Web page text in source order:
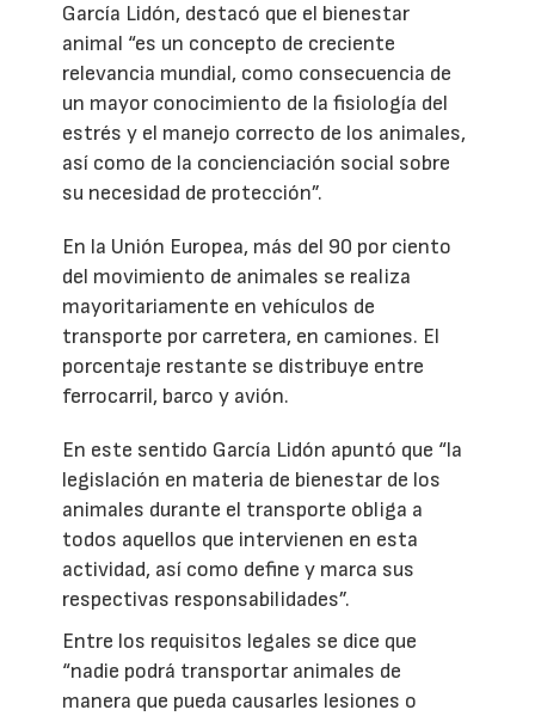
García Lidón, destacó que el bienestar
animal “es un concepto de creciente
relevancia mundial, como consecuencia de
un mayor conocimiento de la fisiología del
estrés y el manejo correcto de los animales,
así como de la concienciación social sobre
su necesidad de protección”.
En la Unión Europea, más del 90 por ciento
del movimiento de animales se realiza
mayoritariamente en vehículos de
transporte por carretera, en camiones. El
porcentaje restante se distribuye entre
ferrocarril, barco y avión.
En este sentido García Lidón apuntó que “la
legislación en materia de bienestar de los
animales durante el transporte obliga a
todos aquellos que intervienen en esta
actividad, así como define y marca sus
respectivas responsabilidades”.
Entre los requisitos legales se dice que
“nadie podrá transportar animales de
manera que pueda causarles lesiones o